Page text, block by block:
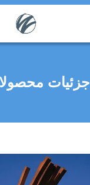
جزئیات